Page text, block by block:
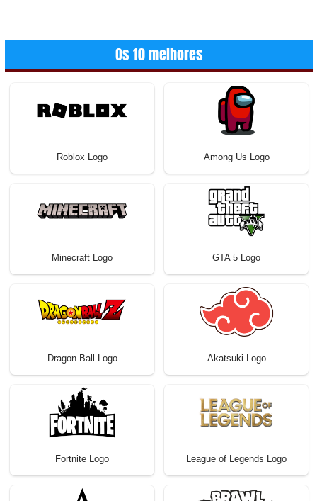
Os 10 melhores
Roblox Logo Among Us Logo
Minecraft Logo GTA 5 Logo
Dragon Ball Logo Akatsuki Logo
Fortnite Logo League of Legends Logo